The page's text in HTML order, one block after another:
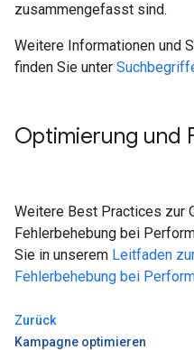
zusammengefasst sind.
Weitere Informationen und
finden Sie unter
Optimierung und
Weitere Best Practices zur
Fehlerbehebung bei
Sie in unserem Leitfaden
Fehlerbehebung bei
Zurück
Kampagne optimieren